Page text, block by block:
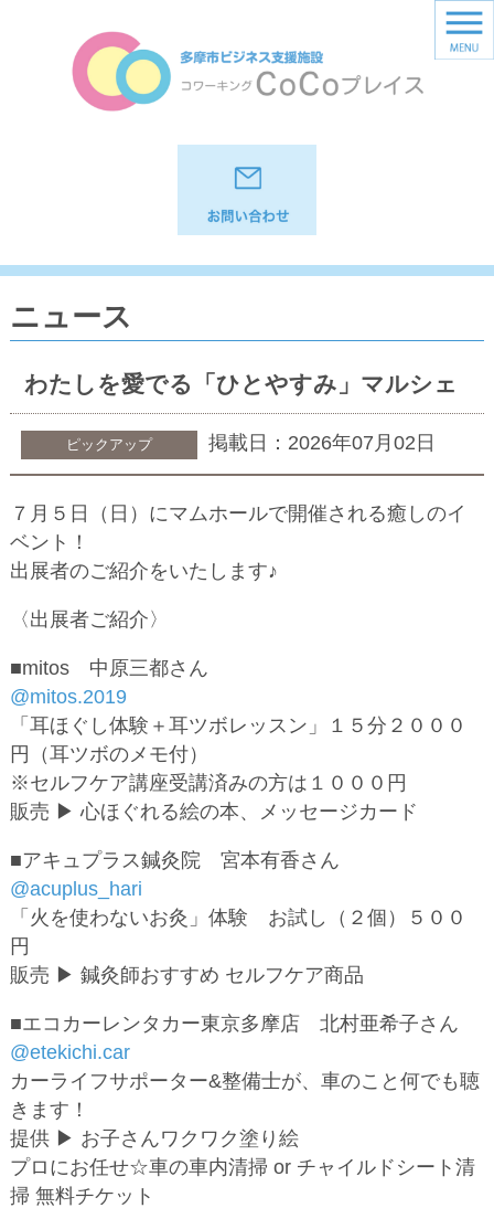
ニュース
わたしを愛でる「ひとやすみ」マルシェ
ピックアップ 掲載日：2026年07月02日
７月５日（日）にマムホールで開催される癒しのイ
ベント！
出展者のご紹介をいたします♪
〈出展者ご紹介〉
■mitos 中原三都さん
@mitos.2019
「耳ほぐし体験＋耳ツボレッスン」１５分２０００
円（耳ツボのメモ付）
※セルフケア講座受講済みの方は１０００円
販売 ▶︎ 心ほぐれる絵の本、メッセージカード
■アキュプラス鍼灸院 宮本有香さん
@acuplus_hari
「火を使わないお灸」体験 お試し（２個）５００
円
販売 ▶︎ 鍼灸師おすすめ セルフケア商品
■エコカーレンタカー東京多摩店 北村亜希子さん
@etekichi.car
カーライフサポーター&整備士が、車のこと何でも聴
きます！
提供 ▶︎ お子さんワクワク塗り絵
プロにお任せ☆車の車内清掃 or チャイルドシート清
掃 無料チケット